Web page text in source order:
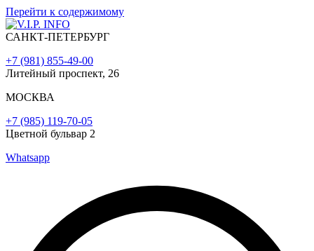
Перейти к содержимому
САНКТ-ПЕТЕРБУРГ
+7 (981) 855-49-00
Литейный проспект, 26
МОСКВА
+7 (985) 119-70-05
Цветной бульвар 2
Whatsapp